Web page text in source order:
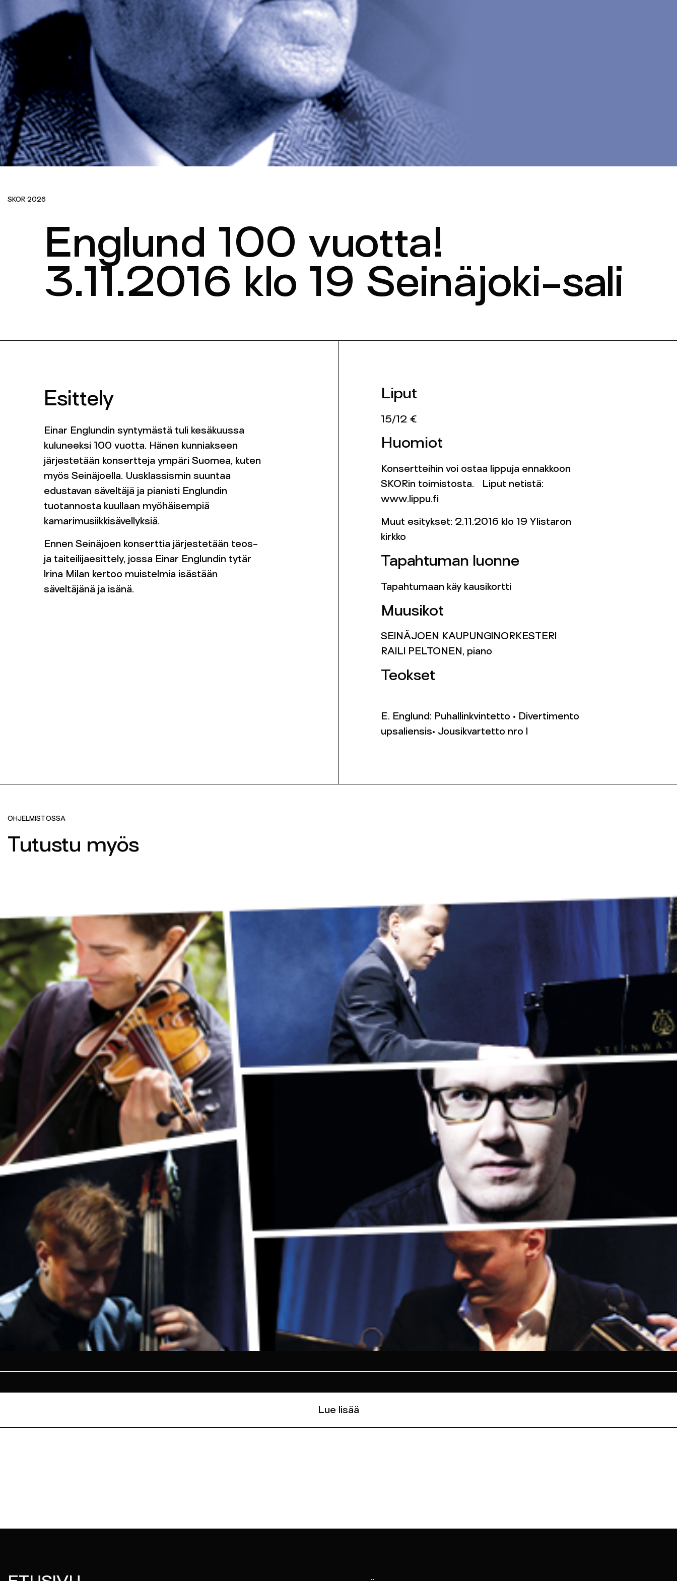
TUTUSTU TOIMINTAAMME
YHTEYS
TUTUSTU TOIMINTAAMME
YHTEYS
SKOR 2026
Englund 100 vuotta!
3.11.2016 klo 19 Seinäjoki-sali
Esittely
Einar Englundin syntymästä tuli kesäkuussa
kuluneeksi 100 vuotta. Hänen kunniakseen
järjestetään konsertteja ympäri Suomea, kuten
myös Seinäjoella. Uusklassismin suuntaa
edustavan säveltäjä ja pianisti Englundin
tuotannosta kuullaan myöhäisempiä
kamarimusiikkisävellyksiä.
Ennen Seinäjoen konserttia järjestetään teos-
ja taiteilijaesittely, jossa Einar Englundin tytär
Irina Milan kertoo muistelmia isästään
säveltäjänä ja isänä.
Liput
15/12 €
Huomiot
Konsertteihin voi ostaa lippuja ennakkoon
SKORin toimistosta. Liput netistä:
www.lippu.fi
Muut esitykset: 2.11.2016 klo 19 Ylistaron
kirkko
Tapahtuman luonne
Tapahtumaan käy kausikortti
Muusikot
SEINÄJOEN KAUPUNGINORKESTERI
RAILI PELTONEN, piano
Teokset
E. Englund: Puhallinkvintetto • Divertimento
upsaliensis• Jousikvartetto nro I
OHJELMISTOSSA
Tutustu myös
Lue lisää